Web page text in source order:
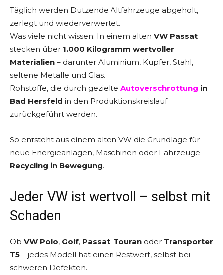
Täglich werden Dutzende Altfahrzeuge abgeholt,
zerlegt und wiederverwertet.
Was viele nicht wissen: In einem alten VW Passat
stecken über 1.000 Kilogramm wertvoller
Materialien – darunter Aluminium, Kupfer, Stahl,
seltene Metalle und Glas.
Rohstoffe, die durch gezielte Autoverschrottung in
Bad Hersfeld in den Produktionskreislauf
zurückgeführt werden.
So entsteht aus einem alten VW die Grundlage für
neue Energieanlagen, Maschinen oder Fahrzeuge –
Recycling in Bewegung.
Jeder VW ist wertvoll – selbst mit
Schaden
Ob VW Polo, Golf, Passat, Touran oder Transporter
T5 – jedes Modell hat einen Restwert, selbst bei
schweren Defekten.